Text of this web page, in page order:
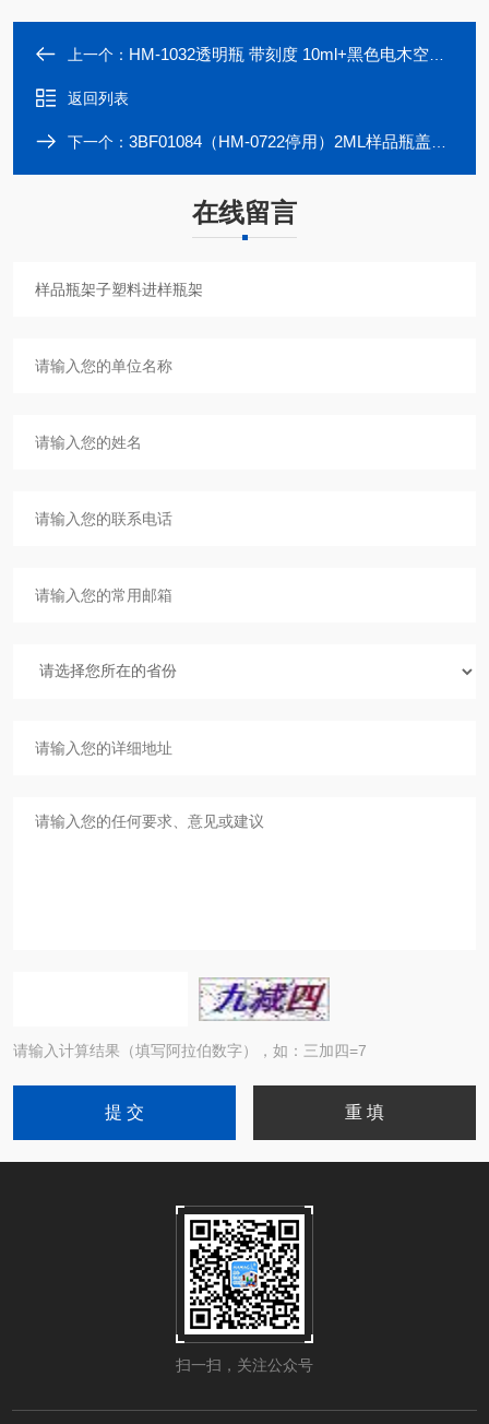
上一个： HM-1032透明瓶 带刻度 10ml+黑色电木空心盖/硅胶垫
返回列表
下一个： 3BF01084（HM-0722停用）2ML样品瓶盖垫9MM蓝色螺纹开口盖PTFE硅胶垫
在线留言
请输入计算结果（填写阿拉伯数字），如：三加四=7
扫一扫，关注公众号